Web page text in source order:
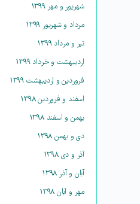
شهریور و مهر ۱۳۹۹
مرداد و شهریور ۱۳۹۹
تیر و مرداد ۱۳۹۹
اردیبهشت و خرداد ۱۳۹۹
فروردین و اردیبهشت ۱۳۹۹
اسفند و فروردین ۱۳۹۸
بهمن و اسفند ۱۳۹۸
دی و بهمن ۱۳۹۸
آذر و دی ۱۳۹۸
آبان و آذر ۱۳۹۸
مهر و آبان ۱۳۹۸